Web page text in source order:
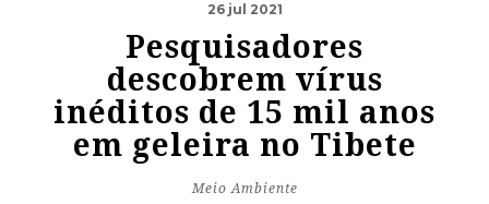
26 jul 2021
Pesquisadores
descobrem vírus
inéditos de 15 mil anos
em geleira no Tibete
Meio Ambiente